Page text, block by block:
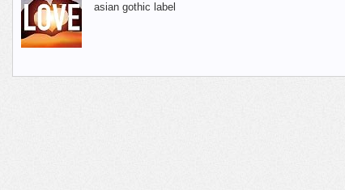
asian gothic label